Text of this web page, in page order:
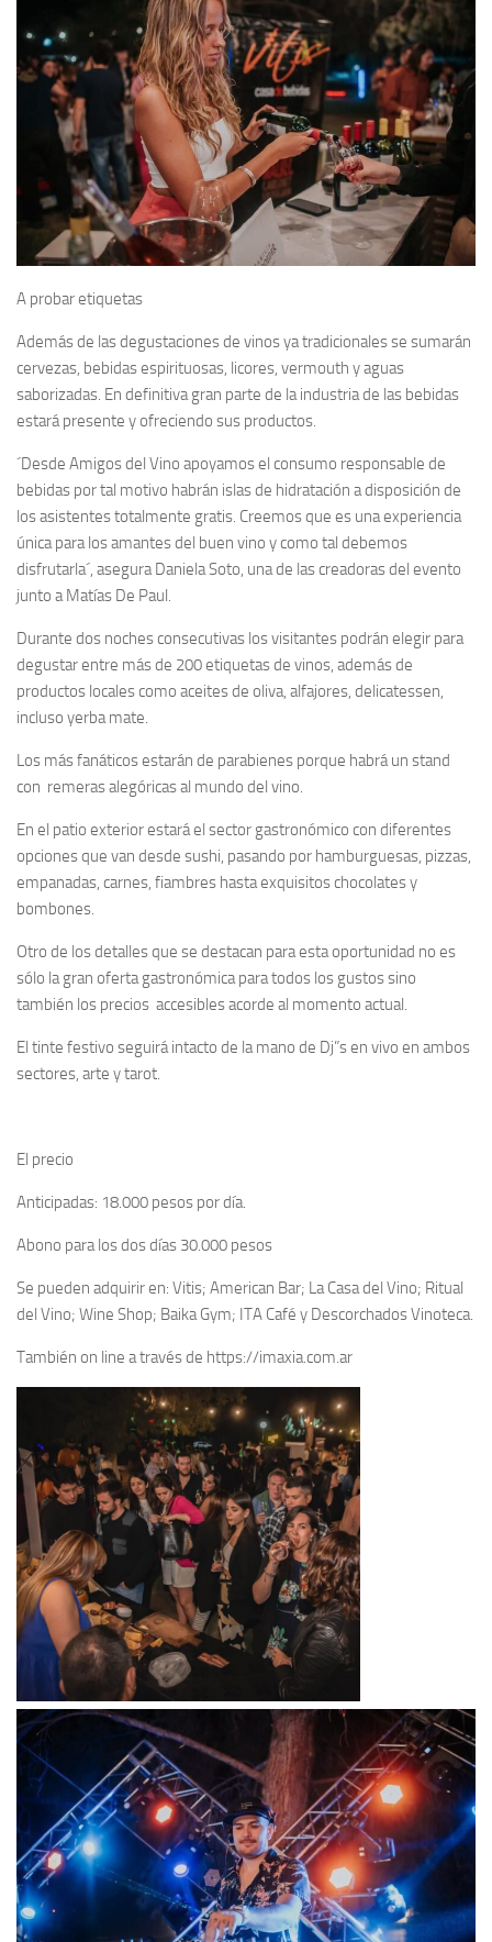
A probar etiquetas
Además de las degustaciones de vinos ya tradicionales se sumarán
cervezas, bebidas espirituosas, licores, vermouth y aguas
saborizadas. En definitiva gran parte de la industria de las bebidas
estará presente y ofreciendo sus productos.
´Desde Amigos del Vino apoyamos el consumo responsable de
bebidas por tal motivo habrán islas de hidratación a disposición de
los asistentes totalmente gratis. Creemos que es una experiencia
única para los amantes del buen vino y como tal debemos
disfrutarla´, asegura Daniela Soto, una de las creadoras del evento
junto a Matías De Paul.
Durante dos noches consecutivas los visitantes podrán elegir para
degustar entre más de 200 etiquetas de vinos, además de
productos locales como aceites de oliva, alfajores, delicatessen,
incluso yerba mate.
Los más fanáticos estarán de parabienes porque habrá un stand
con remeras alegóricas al mundo del vino.
En el patio exterior estará el sector gastronómico con diferentes
opciones que van desde sushi, pasando por hamburguesas, pizzas,
empanadas, carnes, fiambres hasta exquisitos chocolates y
bombones.
Otro de los detalles que se destacan para esta oportunidad no es
sólo la gran oferta gastronómica para todos los gustos sino
también los precios accesibles acorde al momento actual.
El tinte festivo seguirá intacto de la mano de Dj”s en vivo en ambos
sectores, arte y tarot.
El precio
Anticipadas: 18.000 pesos por día.
Abono para los dos días 30.000 pesos
Se pueden adquirir en: Vitis; American Bar; La Casa del Vino; Ritual
del Vino; Wine Shop; Baika Gym; ITA Café y Descorchados Vinoteca.
También on line a través de https://imaxia.com.ar